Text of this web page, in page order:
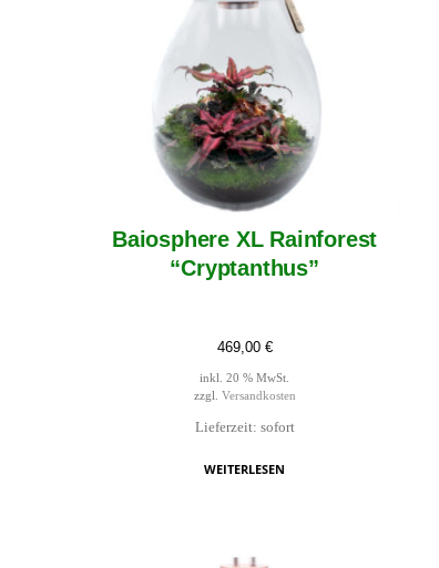
Baiosphere XL Rainforest
“Cryptanthus”
469,00 €
inkl. 20 % MwSt.
zzgl. Versandkosten
Lieferzeit: sofort
WEITERLESEN